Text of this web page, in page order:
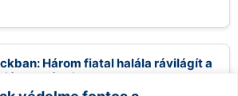
Három fiatal halála rávilágít a